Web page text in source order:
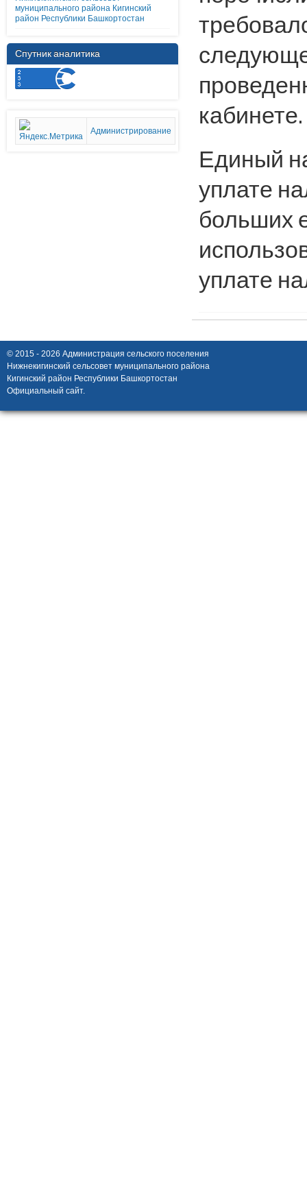
муниципального района Кигинский
район Республики Башкортостан
Спутник аналитика
Администрирование
кабинете.
Единый
уплате
больших
уплате
© 2015 - 2026 Администрация сельского поселения
Нижнекигинский сельсовет муниципального района
Кигинский район Республики Башкортостан
Официальный сайт.